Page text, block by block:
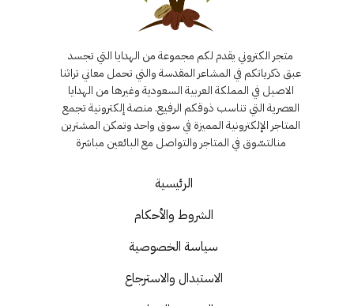
متجر الكتروني يقدم لكم مجموعة من الهدايا التي تجسد
عبق ذكرياتكم في المشاعر المقدسة والتي تحمل معاني تراثنا
الاصيل في المملكة العربية السعودية وغيرها من الهدايا
العصرية التي تناسب ذوقكم الرفيع. منصة إلكترونية تجمع
المتاجر الإلكترونية المميزة في سوق واحد وتمكن المشترين
منالتسّوق في المتاجر والتواصل مع البائعين مباشرة
الرئيسية
الشروط والأحكام
سياسة الخصوصية
الاستبدال والاسترجاع